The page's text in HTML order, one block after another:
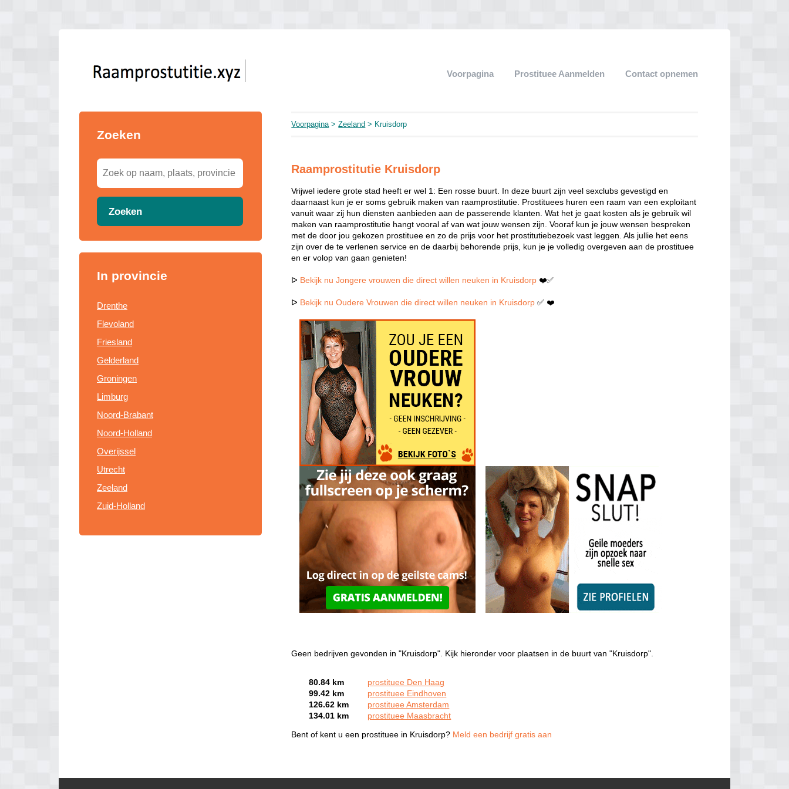
Voorpagina Prostituee Aanmelden Contact opnemen
Zoeken
Zoeken
In provincie
Drenthe
Flevoland
Friesland
Gelderland
Groningen
Limburg
Noord-Brabant
Noord-Holland
Overijssel
Utrecht
Zeeland
Zuid-Holland
Voorpagina>Zeeland > Kruisdorp
Raamprostitutie Kruisdorp
Vrijwel iedere grote stad heeft er wel 1: Een rosse buurt. In deze buurt zijn veel sexclubs gevestigd en
daarnaast kun je er soms gebruik maken van raamprostitutie. Prostituees huren een raam van een exploitant
vanuit waar zij hun diensten aanbieden aan de passerende klanten. Wat het je gaat kosten als je gebruik wil
maken van raamprostitutie hangt vooral af van wat jouw wensen zijn. Vooraf kun je jouw wensen bespreken
met de door jou gekozen prostituee en zo de prijs voor het prostitutiebezoek vast leggen. Als jullie het eens
zijn over de te verlenen service en de daarbij behorende prijs, kun je je volledig overgeven aan de prostituee
en er volop van gaan genieten!
ᐅ Bekijk nu Jongere vrouwen die direct willen neuken in Kruisdorp ❤️✅
ᐅ Bekijk nu Oudere Vrouwen die direct willen neuken in Kruisdorp ✅ ❤️
Geen bedrijven gevonden in "Kruisdorp". Kijk hieronder voor plaatsen in de buurt van "Kruisdorp".
80.84 km
prostituee Den Haag
99.42 km
prostituee Eindhoven
126.62 km
prostituee Amsterdam
134.01 km
prostituee Maasbracht
Bent of kent u een prostituee in Kruisdorp? Meld een bedrijf gratis aan